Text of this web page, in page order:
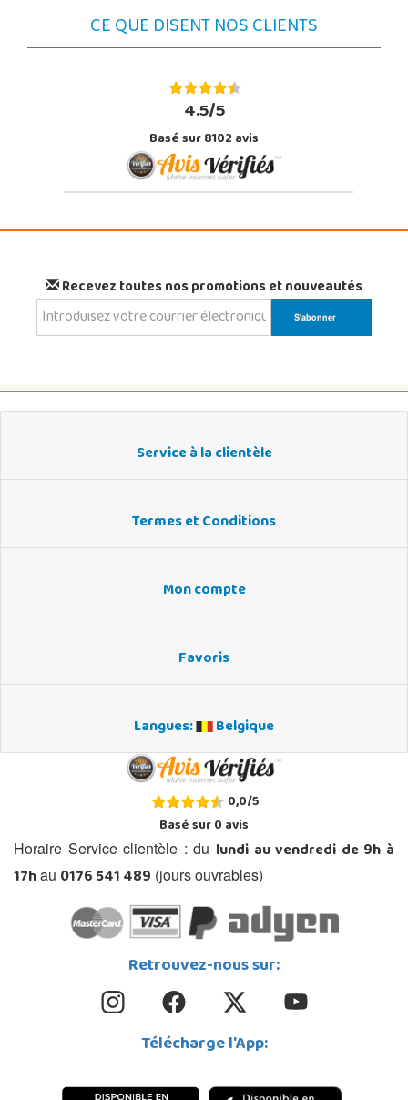
CE QUE DISENT NOS CLIENTS
4.5/5
Basé sur 8102 avis
Recevez toutes nos promotions et nouveautés
Service à la clientèle
Termes et Conditions
Mon compte
Favoris
Langues: Belgique
0,0/5
Basé sur0avis
Horaire Service clientèle : du lundi au vendredi de 9h à
17hau 0176 541 489 (jours ouvrables)
Retrouvez-nous sur:
Télécharge l'App: